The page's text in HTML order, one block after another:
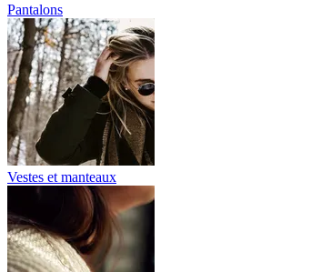
Pantalons
Vestes et manteaux